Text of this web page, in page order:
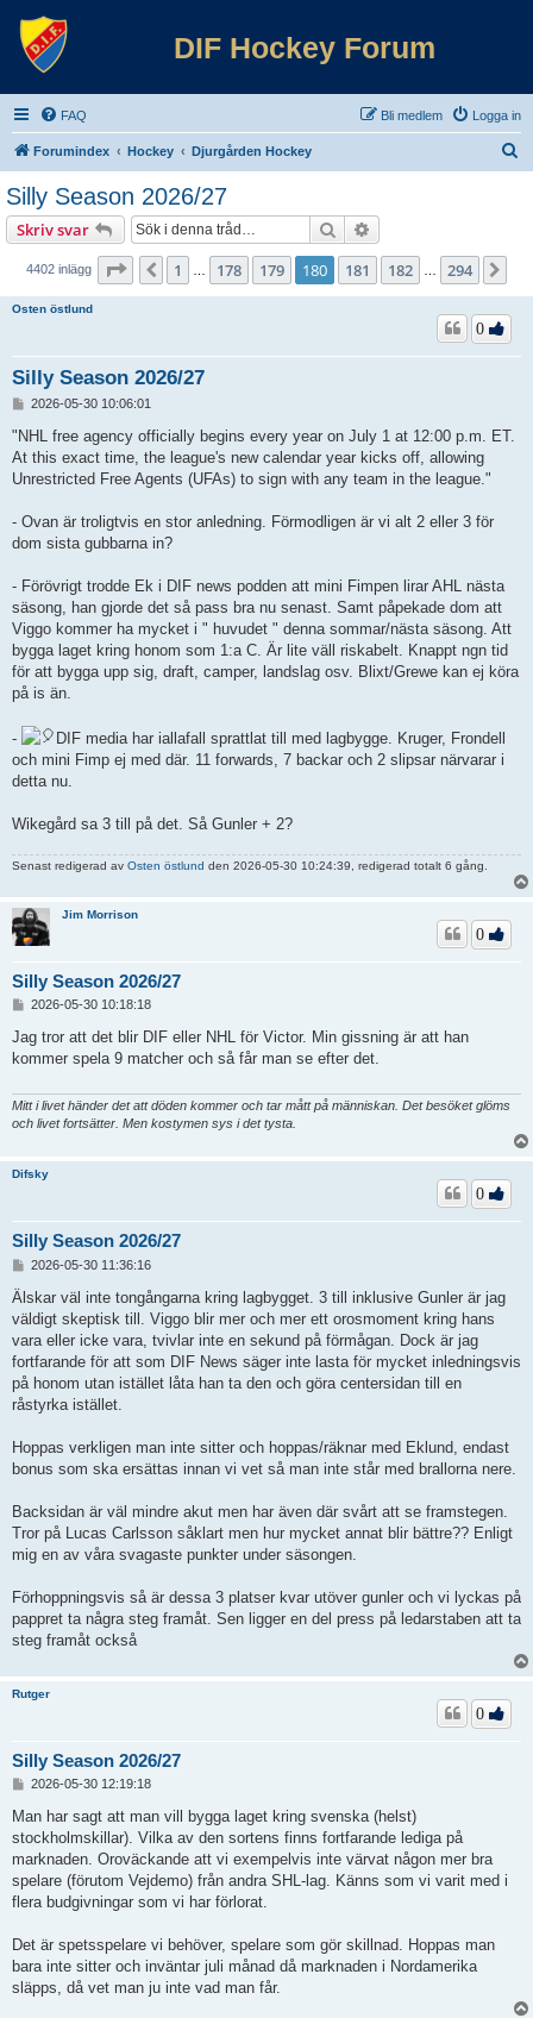
DIF Hockey Forum
FAQ Logga in
Bli medlem
Forumindex Hockey Djurgården Hockey
Silly Season 2026/27
Skriv svar Sök
4402 inlägg Sida 180 av 294
Föregående
1 178 179 180 181 182 294
Osten östlund
Silly Season 2026/27
0
l
g
g
2026-05-30 10:06:01
"NHL free agency officially begins every year on July 1 at 12:00 p.m. ET.
At this exact time, the league's new calendar year kicks off, allowing
Unrestricted Free Agents (UFAs) to sign with any team in the league."
- Ovan är troligtvis en stor anledning. Förmodligen är vi alt 2 eller 3 för
dom sista gubbarna in?
- Förövrigt trodde Ek i DIF news podden att mini Fimpen lirar AHL nästa
säsong, han gjorde det så pass bra nu senast. Samt påpekade dom att
Viggo kommer ha mycket i " huvudet " denna sommar/nästa säsong. Att
bygga laget kring honom som 1:a C. Är lite väll riskabelt. Knappt ngn tid
för att bygga upp sig, draft, camper, landslag osv. Blixt/Grewe kan ej köra
på is än.
-
DIF media har iallafall sprattlat till med lagbygge. Kruger, Frondell
och mini Fimp ej med där. 11 forwards, 7 backar och 2 slipsar närvarar i
detta nu.
Wikegård sa 3 till på det. Så Gunler + 2?
Senast redigerad av Osten östlund den 2026-05-30 10:24:39, redigerad totalt 6 gång.
Jim Morrison
Silly Season 2026/27
0
l
ä
g
2026-05-30 10:18:18
Jag tror att det blir DIF eller NHL för Victor. Min gissning är att han
kommer spela 9 matcher och så får man se efter det.
Mitt i livet händer det att döden kommer och tar mått på människan. Det besöket glöms
och livet fortsätter. Men kostymen sys i det tysta.
Difsky
Silly Season 2026/27
0
l
ä
g
g
2026-05-30 11:36:16
Älskar väl inte tongångarna kring lagbygget. 3 till inklusive Gunler är jag
väldigt skeptisk till. Viggo blir mer och mer ett orosmoment kring hans
vara eller icke vara, tvivlar inte en sekund på förmågan. Dock är jag
fortfarande för att som DIF News säger inte lasta för mycket inledningsvis
på honom utan istället låta han ta den och göra centersidan till en
råstyrka istället.
Hoppas verkligen man inte sitter och hoppas/räknar med Eklund, endast
bonus som ska ersättas innan vi vet så man inte står med brallorna nere.
Backsidan är väl mindre akut men har även där svårt att se framstegen.
Tror på Lucas Carlsson såklart men hur mycket annat blir bättre?? Enligt
mig en av våra svagaste punkter under säsongen.
Förhoppningsvis så är dessa 3 platser kvar utöver gunler och vi lyckas på
pappret ta några steg framåt. Sen ligger en del press på ledarstaben att ta
steg framåt också
Rutger
Silly Season 2026/27
0
l
g
g
2026-05-30 12:19:18
Man har sagt att man vill bygga laget kring svenska (helst)
stockholmskillar). Vilka av den sortens finns fortfarande lediga på
marknaden. Oroväckande att vi exempelvis inte värvat någon mer bra
spelare (förutom Vejdemo) från andra SHL-lag. Känns som vi varit med i
flera budgivningar som vi har förlorat.
Det är spetsspelare vi behöver, spelare som gör skillnad. Hoppas man
bara inte sitter och inväntar juli månad då marknaden i Nordamerika
släpps, då vet man ju inte vad man får.